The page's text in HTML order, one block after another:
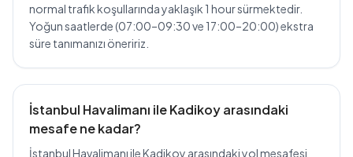
normal trafik koşullarında yaklaşık 1 hour sürmektedir.
Yoğun saatlerde (07:00–09:30 ve 17:00–20:00) ekstra
süre tanımanızı öneririz.
İstanbul Havalimanı ile Kadikoy arasındaki
mesafe ne kadar?
İstanbul Havalimanı ile Kadikoy arasındaki yol mesafesi